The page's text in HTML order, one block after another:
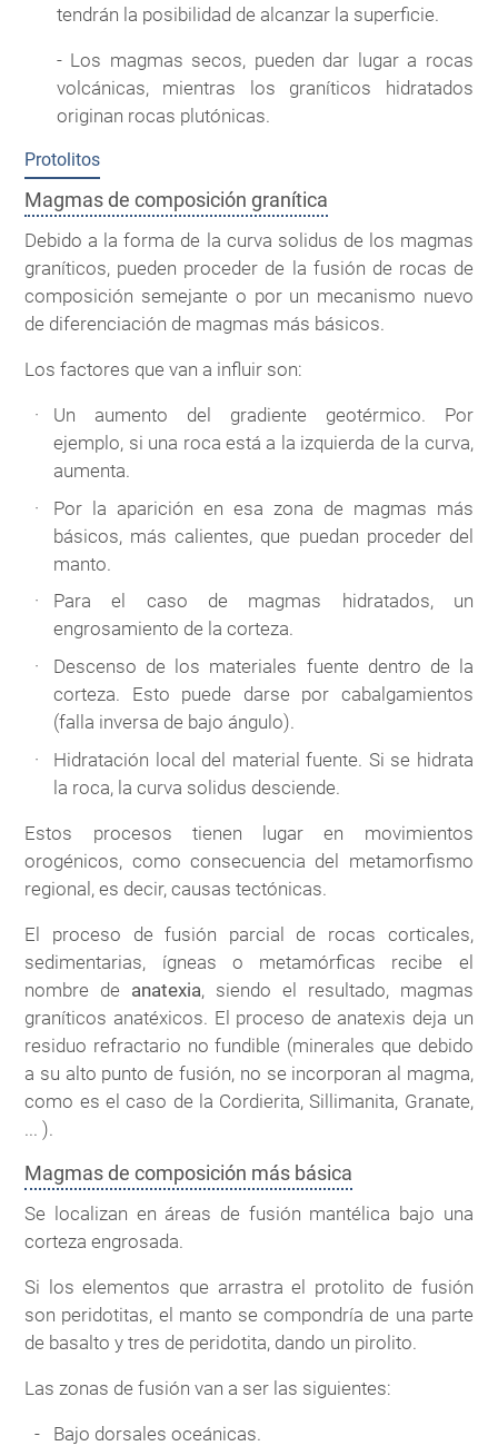
tendrán la posibilidad de alcanzar la superficie.
- Los magmas secos, pueden dar lugar a rocas
volcánicas, mientras los graníticos hidratados
originan rocas plutónicas.
Protolitos
Magmas de composición granítica
Debido a la forma de la curva solidus de los magmas
graníticos, pueden proceder de la fusión de rocas de
composición semejante o por un mecanismo nuevo
de diferenciación de magmas más básicos.
Los factores que van a influir son:
Un aumento del gradiente geotérmico. Por
ejemplo, si una roca está a la izquierda de la curva,
aumenta.
Por la aparición en esa zona de magmas más
básicos, más calientes, que puedan proceder del
manto.
Para el caso de magmas hidratados, un
engrosamiento de la corteza.
Descenso de los materiales fuente dentro de la
corteza. Esto puede darse por cabalgamientos
(falla inversa de bajo ángulo).
Hidratación local del material fuente. Si se hidrata
la roca, la curva solidus desciende.
Estos procesos tienen lugar en movimientos
orogénicos, como consecuencia del metamorfismo
regional, es decir, causas tectónicas.
El proceso de fusión parcial de rocas corticales,
sedimentarias, ígneas o metamórficas recibe el
nombre de anatexia, siendo el resultado, magmas
graníticos anatéxicos. El proceso de anatexis deja un
residuo refractario no fundible (minerales que debido
a su alto punto de fusión, no se incorporan al magma,
como es el caso de la Cordierita, Sillimanita, Granate,
... ).
Magmas de composición más básica
Se localizan en áreas de fusión mantélica bajo una
corteza engrosada.
Si los elementos que arrastra el protolito de fusión
son peridotitas, el manto se compondría de una parte
de basalto y tres de peridotita, dando un pirolito.
Las zonas de fusión van a ser las siguientes:
Bajo dorsales oceánicas.